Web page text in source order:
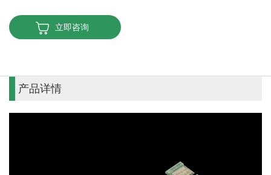
立即咨询
产品详情